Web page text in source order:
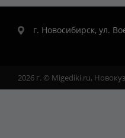
г. Новосибирск, ул.
2026 г. © Migediki.ru,